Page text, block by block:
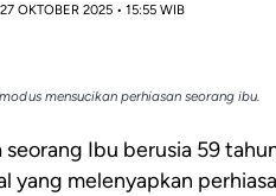
OKTOBER 2025 • 15:55 WIB
mensucikan perhiasan seorang ibu.
seorang Ibu berusia 59
yang melenyapkan